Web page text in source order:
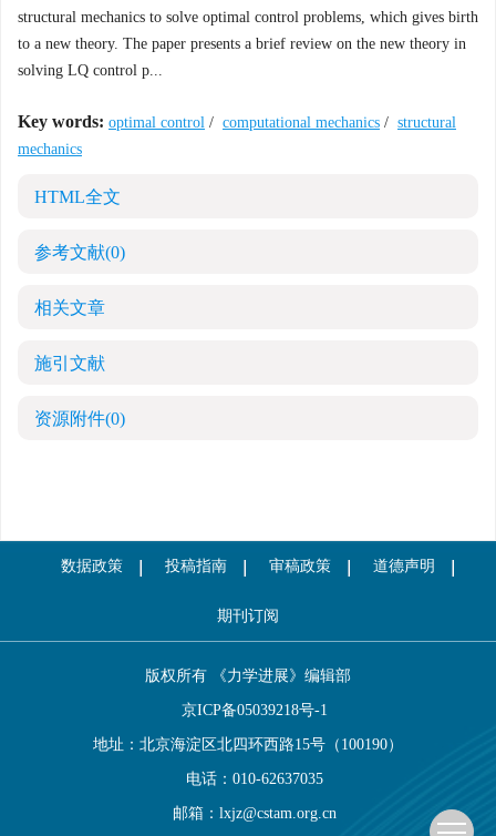
structural mechanics to solve optimal control problems, which gives birth
to a new theory. The paper presents a brief review on the new theory in
solving LQ control p...
Key words: optimal control / computational mechanics / structural
mechanics
HTML全文
参考文献(0)
相关文章
施引文献
资源附件(0)
数据政策 投稿指南 审稿政策 道德声明
期刊订阅
版权所有 《力学进展》编辑部
京ICP备05039218号-1
地址：北京海淀区北四环西路15号（100190）
电话：010-62637035
邮箱： lxjz@cstam.org.cn